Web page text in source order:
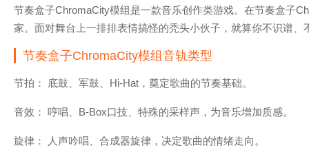
节奏盒子ChromaCity模组是一款音乐创作类游戏。在节奏盒子
家。面对舞台上一排排表情搞怪的秃头小伙子，就算你不识谱
节奏盒子ChromaCity模组音轨类型
节拍： 底鼓、军鼓、Hi-Hat，奠定歌曲的节奏基础。
音效： 哼唱、B-Box口技、特殊的采样声，为音乐增加质感。
旋律： 人声吟唱、合成器旋律，决定歌曲的情绪走向。